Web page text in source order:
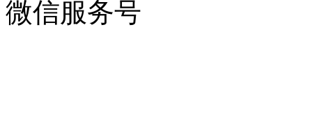
微信服务号